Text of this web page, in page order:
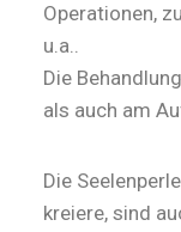
Operationen,
u.a..
Die
als auch am
Die
kreiere, sind